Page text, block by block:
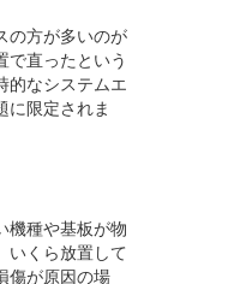
の方が多いのが
で直ったという
的なシステムエ
に限定されま
機種や基板が物
いくら放置して
傷が原因の場